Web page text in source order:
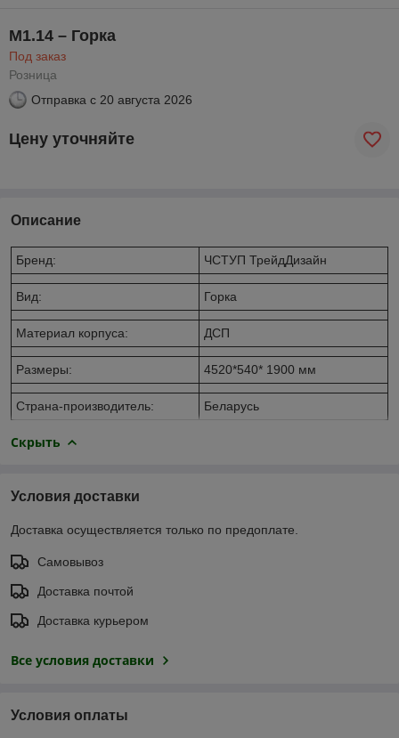
М1.14 – Горка
Под заказ
Розница
Отправка с 20 августа 2026
Цену уточняйте
Описание
Бренд: ЧСТУП ТрейдДизайн
Вид: Горка
Материал корпуса: ДСП
Размеры: 4520*540* 1900 мм
Страна-производитель: Беларусь
Скрыть
Условия доставки
Доставка осуществляется только по предоплате.
Самовывоз
Доставка почтой
Доставка курьером
Все условия доставки
Условия оплаты